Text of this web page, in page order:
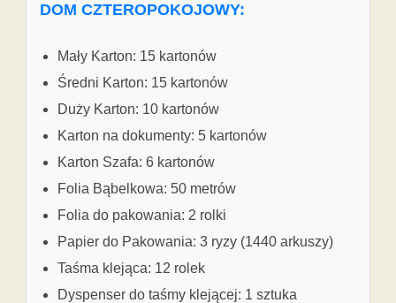
DOM CZTEROPOKOJOWY:
Mały Karton: 15 kartonów
Średni Karton: 15 kartonów
Duży Karton: 10 kartonów
Karton na dokumenty: 5 kartonów
Karton Szafa: 6 kartonów
Folia Bąbelkowa: 50 metrów
Folia do pakowania: 2 rolki
Papier do Pakowania: 3 ryzy (1440 arkuszy)
Taśma klejąca: 12 rolek
Dyspenser do taśmy klejącej: 1 sztuka